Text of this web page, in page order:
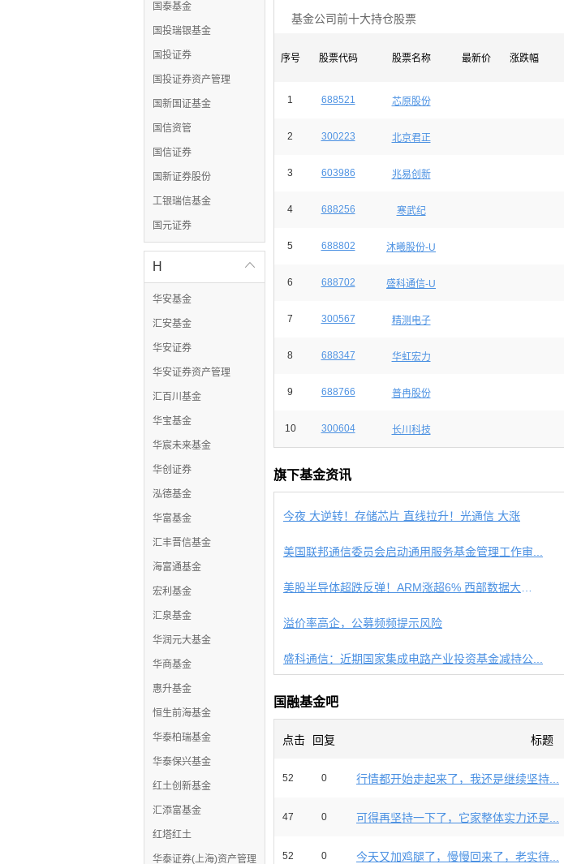
国泰基金
国投瑞银基金
国投证券
国投证券资产管理
国新国证基金
国信资管
国信证券
国新证券股份
工银瑞信基金
国元证券

H
华安基金
汇安基金
华安证券
华安证券资产管理
汇百川基金
华宝基金
华宸未来基金
华创证券
泓德基金
华富基金
汇丰晋信基金
海富通基金
宏利基金
汇泉基金
华润元大基金
华商基金
惠升基金
恒生前海基金
华泰柏瑞基金
华泰保兴基金
红土创新基金
汇添富基金
红塔红土
华泰证券(上海)资产管理
基金公司前十大持仓股票
序号 股票代码 股票名称 最新价 涨跌幅
1 688521 芯原股份
2 300223 北京君正
3 603986 兆易创新
4 688256 寒武纪
5 688802 沐曦股份-U
6 688702 盛科通信-U
7 300567 精测电子
8 688347 华虹宏力
9 688766 普冉股份
10 300604 长川科技
旗下基金资讯
今夜 大逆转！存储芯片 直线拉升！光通信 大涨
美国联邦通信委员会启动通用服务基金管理工作审...
溢价率高企，公募频频提示风险
盛科通信：近期国家集成电路产业投资基金减持公...
国融基金吧
点击 回复 标题
52 0 行情都开始走起来了，我还是继续坚持...
47 0 可得再坚持一下了，它家整体实力还是...
52 0 今天又加鸡腿了，慢慢回来了，老实待...